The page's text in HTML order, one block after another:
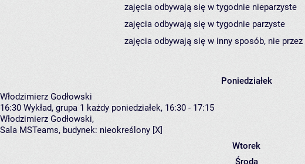
zajęcia odbywają się w tygodnie nieparzyste
zajęcia odbywają się w tygodnie parzyste
zajęcia odbywają się w inny sposób, nie przez
Poniedziałek
Włodzimierz Godłowski
16:30 Wykład, grupa 1 każdy poniedziałek, 16:30 - 17:15
Włodzimierz Godłowski,
Sala MSTeams, budynek: nieokreślony [X]
Wtorek
Środa